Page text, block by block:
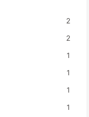
2
2
1
1
1
1